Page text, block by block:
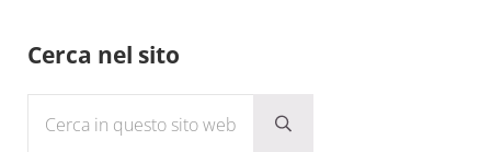
Sidebar
Cerca nel sito
Submit search